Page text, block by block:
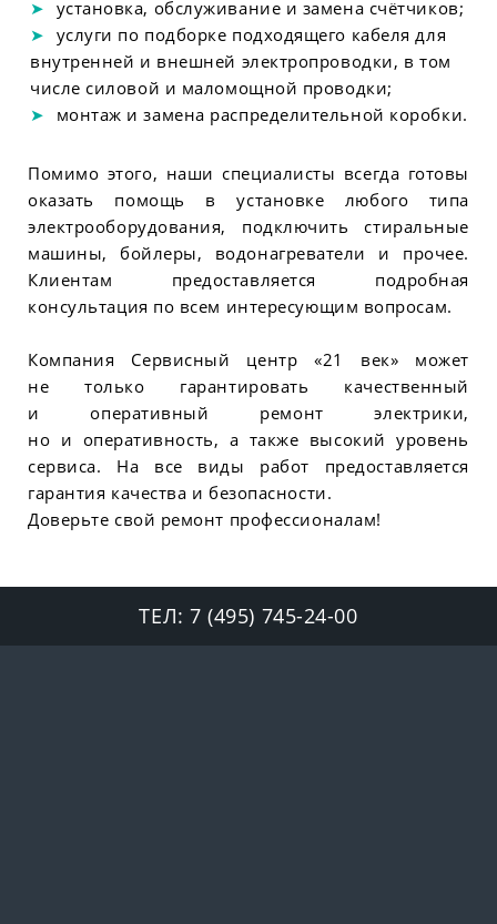
установка, обслуживание и замена счётчиков;
услуги по подборке подходящего кабеля для
внутренней и внешней электропроводки, в том
числе силовой и маломощной проводки;
монтаж и замена распределительной коробки.
Помимо этого, наши специалисты всегда готовы
оказать помощь в установке любого типа
электрооборудования, подключить стиральные
машины, бойлеры, водонагреватели и прочее.
Клиентам предоставляется подробная
консультация по всем интересующим вопросам.
Компания Сервисный центр «21 век» может
не только гарантировать качественный
и оперативный ремонт электрики,
но и оперативность, а также высокий уровень
сервиса. На все виды работ предоставляется
гарантия качества и безопасности.
Доверьте свой ремонт профессионалам!
ТЕЛ:7 (495) 745-24-00